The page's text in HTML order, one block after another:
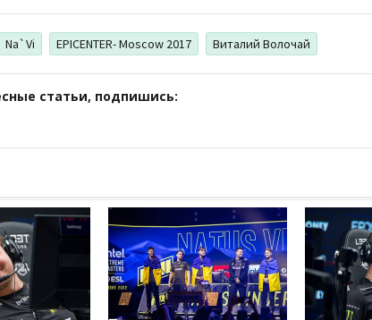
Na`Vi EPICENTER- Moscow 2017 Виталий Волочай
статьи, подпишись: